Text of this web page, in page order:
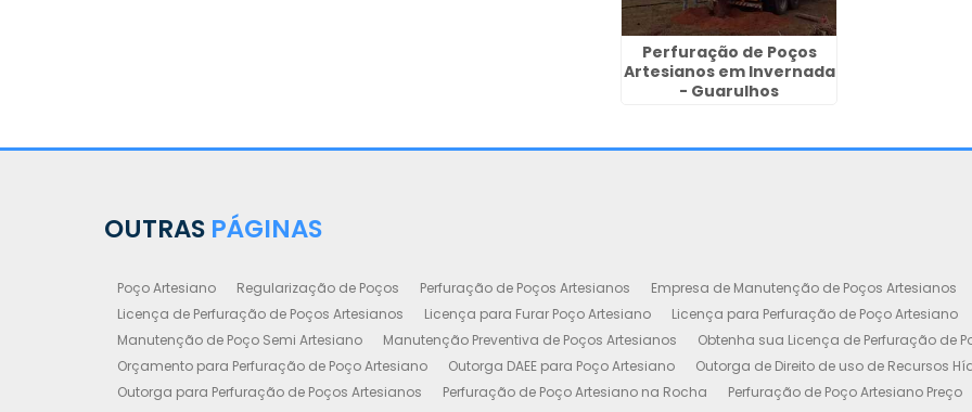
Perfuração de Poços
Artesianos em Invernada
- Guarulhos
OUTRAS PÁGINAS
Poço Artesiano Regularização de Poços Perfuração de Poços Artesianos Empresa de Manutenção de Poços Artesianos
Licença de Perfuração de Poços Artesianos
Licença para Furar Poço Artesiano Licença para Perfuração de Poço Artesiano
Manutenção de Poço Semi Artesiano
Manutenção Preventiva de Poços Artesianos Obtenha sua Licença de Perfuração de
Orçamento para Perfuração de Poço Artesiano
Outorga DAEE para Poço Artesiano
Outorga de Direito de uso de Recursos
Outorga para Perfuração de Poços Artesianos
Perfuração de Poço Artesiano na Rocha Perfuração de Poço Artesiano Preço